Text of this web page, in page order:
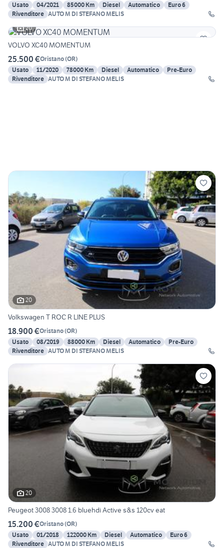
Usato
04/2021 85000 Km Diesel Automatico
Euro 6
Rivenditore AUTO M DI STEFANO MELIS
20
VOLVO XC40 MOMENTUM
25.500 €Oristano(OR)
Usato
11/2020 78000 Km Diesel Automatico
Pre-Euro
Rivenditore AUTO M DI STEFANO MELIS
20
Volkswagen T ROC R LINE PLUS
18.900 €Oristano(OR)
Usato
08/2019 88000 Km Diesel Automatico
Pre-Euro
Rivenditore AUTO M DI STEFANO MELIS
20
Peugeot 3008 3008 1.6 bluehdi Active s&s 120cv eat
15.200 €Oristano(OR)
Usato
01/2018 122000 Km Diesel Automatico
Euro 6
Rivenditore AUTO M DI STEFANO MELIS